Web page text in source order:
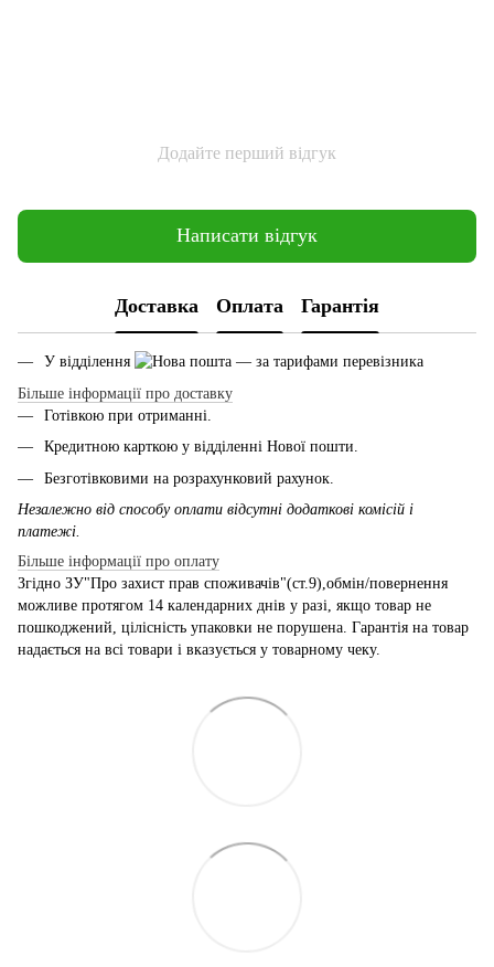
Додайте перший відгук
Написати відгук
Доставка Оплата Гарантія
У відділення
— за тарифами перевізника
Більше інформації про доставку
Готівкою при отриманні.
Кредитною карткою у відділенні Нової пошти.
Безготівковими на розрахунковий рахунок.
Незалежно від способу оплати відсутні додаткові комісій і
платежі.
Більше інформації про оплату
Згідно ЗУ"Про захист прав споживачів"(ст.9),обмін/повернення
можливе протягом 14 календарних днів у разі, якщо товар не
пошкоджений, цілісність упаковки не порушена. Гарантія на товар
надається на всі товари і вказується у товарному чеку.